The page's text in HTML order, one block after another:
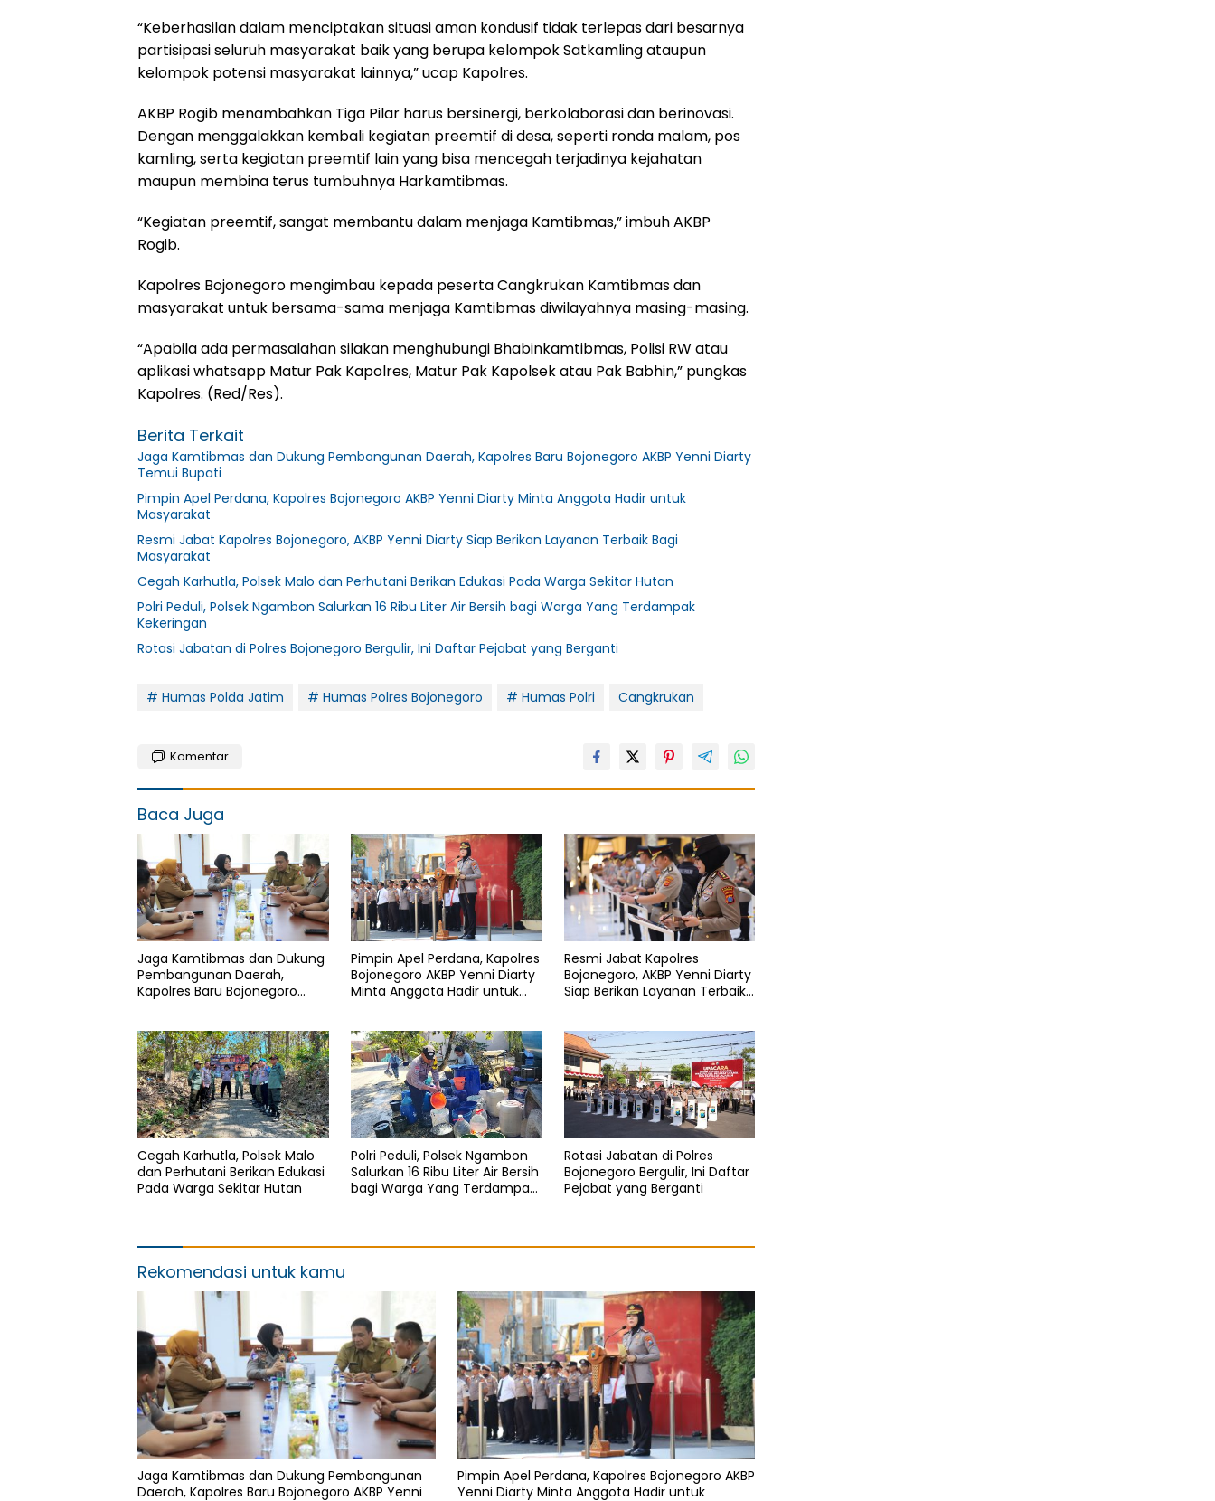
“Keberhasilan dalam menciptakan situasi aman kondusif tidak terlepas dari besarnya
partisipasi seluruh masyarakat baik yang berupa kelompok Satkamling ataupun
kelompok potensi masyarakat lainnya,” ucap Kapolres.
AKBP Rogib menambahkan Tiga Pilar harus bersinergi, berkolaborasi dan berinovasi.
Dengan menggalakkan kembali kegiatan preemtif di desa, seperti ronda malam, pos
kamling, serta kegiatan preemtif lain yang bisa mencegah terjadinya kejahatan
maupun membina terus tumbuhnya Harkamtibmas.
“Kegiatan preemtif, sangat membantu dalam menjaga Kamtibmas,” imbuh AKBP
Rogib.
Kapolres Bojonegoro mengimbau kepada peserta Cangkrukan Kamtibmas dan
masyarakat untuk bersama-sama menjaga Kamtibmas diwilayahnya masing-masing.
“Apabila ada permasalahan silakan menghubungi Bhabinkamtibmas, Polisi RW atau
aplikasi whatsapp Matur Pak Kapolres, Matur Pak Kapolsek atau Pak Babhin,” pungkas
Kapolres. (Red/Res).
Berita Terkait
Jaga Kamtibmas dan Dukung Pembangunan Daerah, Kapolres Baru Bojonegoro AKBP Yenni Diarty
Temui Bupati
Pimpin Apel Perdana, Kapolres Bojonegoro AKBP Yenni Diarty Minta Anggota Hadir untuk
Masyarakat
Resmi Jabat Kapolres Bojonegoro, AKBP Yenni Diarty Siap Berikan Layanan Terbaik Bagi
Masyarakat
Cegah Karhutla, Polsek Malo dan Perhutani Berikan Edukasi Pada Warga Sekitar Hutan
Polri Peduli, Polsek Ngambon Salurkan 16 Ribu Liter Air Bersih bagi Warga Yang Terdampak
Kekeringan
Rotasi Jabatan di Polres Bojonegoro Bergulir, Ini Daftar Pejabat yang Berganti
# Humas Polda Jatim # Humas Polres Bojonegoro # Humas Polri Cangkrukan
Komentar
Baca Juga
Jaga Kamtibmas dan Dukung
Pembangunan Daerah,
Kapolres Baru Bojonegoro
Pimpin Apel Perdana, Kapolres
Bojonegoro AKBP Yenni Diarty
Minta Anggota Hadir untuk
Resmi Jabat Kapolres
Bojonegoro, AKBP Yenni Diarty
Siap Berikan Layanan Terbaik
Cegah Karhutla, Polsek Malo
dan Perhutani Berikan Edukasi
Pada Warga Sekitar Hutan
Polri Peduli, Polsek Ngambon
Salurkan 16 Ribu Liter Air Bersih
bagi Warga Yang Terdampak
Rotasi Jabatan di Polres
Bojonegoro Bergulir, Ini Daftar
Pejabat yang Berganti
Rekomendasi untuk kamu
Jaga Kamtibmas dan Dukung Pembangunan
Daerah, Kapolres Baru Bojonegoro AKBP Yenni
Pimpin Apel Perdana, Kapolres Bojonegoro AKBP
Yenni Diarty Minta Anggota Hadir untuk